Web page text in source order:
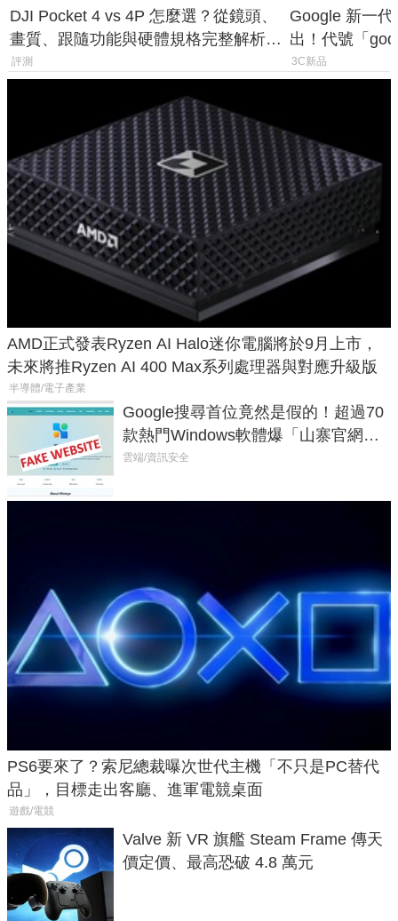
DJI Pocket 4 vs 4P 怎麼選？從鏡頭、
畫質、跟隨功能與硬體規格完整解析，
一次看懂兩台差異
評測
Google 新一
出！代號「
鎖定 AI 應用
3C新品
AMD正式發表Ryzen AI Halo迷你電腦將於9月上市，
未來將推Ryzen AI 400 Max系列處理器與對應升級版
半導體/電子產業
Google搜尋首位竟然是假的！超過70
款熱門Windows軟體爆「山寨官網」
危機
雲端/資訊安全
PS6要來了？索尼總裁曝次世代主機「不只是PC替代
品」，目標走出客廳、進軍電競桌面
遊戲/電競
Valve 新 VR 旗艦 Steam Frame 傳天
價定價、最高恐破 4.8 萬元